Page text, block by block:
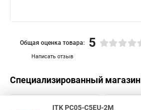
Написать отзыв
Общая оценка товара: 5
Специализированный магазин
ITK PC05-C5EU-2M